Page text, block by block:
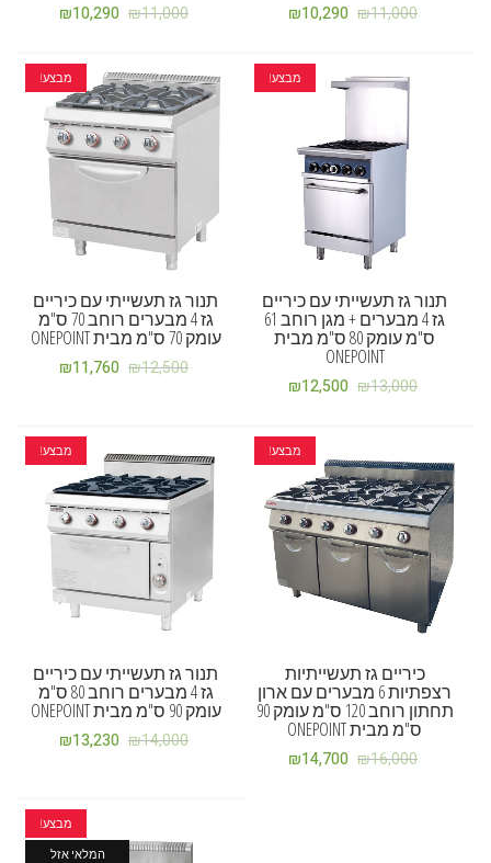
₪11,000
₪10,290 ₪11,000
₪10,290
מבצע!
תנור גז תעשייתי עם כיריים
גז 4 מבערים רוחב 70 ס"מ
עומק 70 ס"מ מבית ONEPOINT
₪12,500
₪11,760
מבצע!
תנור גז תעשייתי עם כיריים
גז 4 מבערים + מגן רוחב 61
ס"מ עומק 80 ס"מ מבית
ONEPOINT
₪13,000
₪12,500
מבצע!
תנור גז תעשייתי עם כיריים
גז 4 מבערים רוחב 80 ס"מ
עומק 90 ס"מ מבית ONEPOINT
₪14,000
₪13,230
מבצע!
כיריים גז תעשייתיות
רצפתיות 6 מבערים עם ארון
תחתון רוחב 120 ס"מ עומק 90
ס"מ מבית ONEPOINT
₪16,000
₪14,700
מבצע!
המלאי אזל